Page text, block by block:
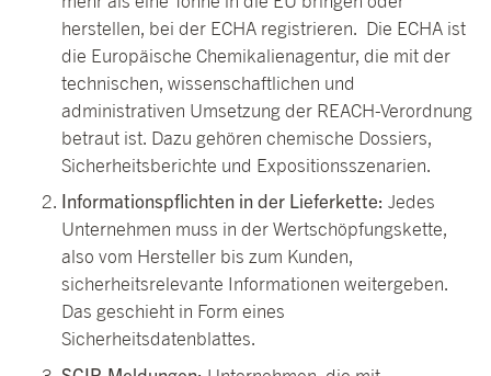
herstellen, bei der ECHA registrieren. Die ECHA ist
die Europäische Chemikalienagentur, die mit der
technischen, wissenschaftlichen und
administrativen Umsetzung der REACH-Verordnung
betraut ist. Dazu gehören chemische Dossiers,
Sicherheitsberichte und Expositionsszenarien.
Informationspflichten in der Lieferkette: Jedes
Unternehmen muss in der Wertschöpfungskette,
also vom Hersteller bis zum Kunden,
sicherheitsrelevante Informationen weitergeben.
Das geschieht in Form eines
Sicherheitsdatenblattes.